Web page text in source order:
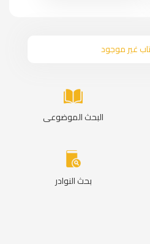
غير موجود
البحث الموضوعى
بحث النوادر